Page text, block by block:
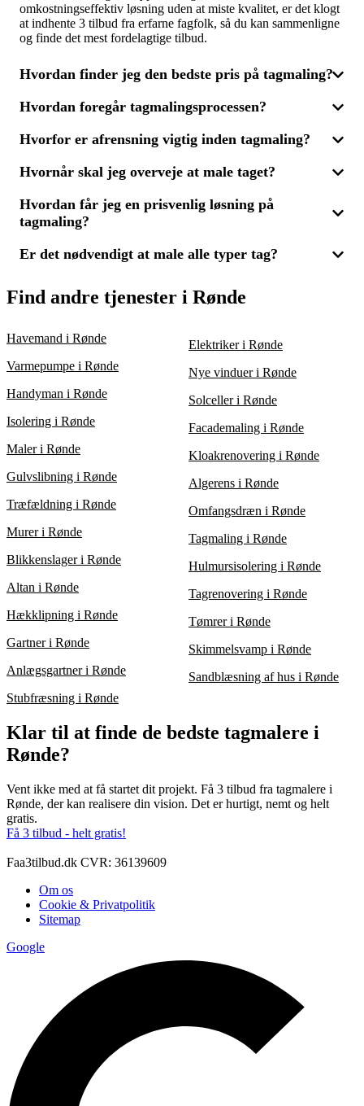
omkostningseffektiv løsning uden at miste kvalitet, er det klogt
at indhente 3 tilbud fra erfarne fagfolk, så du kan sammenligne
og finde det mest fordelagtige tilbud.
Hvordan finder jeg den bedste pris på tagmaling?
For at opnå den bedste pris på tagmaling i Rønde bør du
kan du sammenligne priser, materialer og erfaring, så du vælger
Husk, at den billigste løsning ikke altid er den bedste – god
rengøring og maling er også afgørende.
Hvordan foregår tagmalingsprocessen?
Tagmalingsprocessen begynder ofte med en grundig rengøring
malingshæftning. Derefter påføres malingen i flere lag for en
forskellige fagfolk kan hjælpe dig med at få det bedste resultat
til den mest rimelige pris.
Hvorfor er afrensning vigtig inden tagmaling?
Afrensning er afgørende inden tagmaling, da det gør taget klart
ikke hæfte ordentligt og resultatet holder ikke i længden. Vælg
en leverandør, som tilbyder en komplet løsning med både
pris og kvalitet.
Hvornår skal jeg overveje at male taget?
Overvej at male taget, hvis du opdager, at farven er falmet, eller
hvis der er tegn på revner eller afskalling. Tagmaling kan
tilbud fra lokale eksperter i Rønde for at finde den løsning, der
Hvordan får jeg en prisvenlig løsning på
tagmaling?
For at sikre en prisvenlig tagmalingsløsning, bør du indhente
du nemt kontrollere både pris og kvalitetsniveau. Overvej også,
om tagafrensning er inkluderet, da dette er en vigtig del af
Er det nødvendigt at male alle typer tag?
Tagmaling er ikke påkrævet for alle typer tag, men det kan
være fordelagtigt for beton- eller tegltagsten, der viser tegn på
indtryk af dit hus. Få 3 tilbud fra eksperter i Rønde for at sikre,
at du vælger den bedste løsning til dit tag.
Find andre tjenester i Rønde
Havemand i Rønde
Varmepumpe i Rønde
Handyman i Rønde
Isolering i Rønde
Maler i Rønde
Gulvslibning i Rønde
Træfældning i Rønde
Murer i Rønde
Blikkenslager i Rønde
Altan i Rønde
Hækklipning i Rønde
Gartner i Rønde
Anlægsgartner i Rønde
Stubfræsning i Rønde
Elektriker i Rønde
Nye vinduer i Rønde
Solceller i Rønde
Facademaling i Rønde
Kloakrenovering i Rønde
Algerens i Rønde
Omfangsdræn i Rønde
Tagmaling i Rønde
Hulmursisolering i Rønde
Tagrenovering i Rønde
Tømrer i Rønde
Skimmelsvamp i Rønde
Sandblæsning af hus i Rønde
Klar til at finde de bedste tagmalere i
Rønde?
Vent ikke med at få startet dit projekt. Få 3 tilbud fra tagmalere i
Rønde, der kan realisere din vision. Det er hurtigt, nemt og helt
gratis.
Få 3 tilbud - helt gratis!
Faa3tilbud.dk CVR: 36139609
Om os
Cookie & Privatpolitik
Sitemap
Google